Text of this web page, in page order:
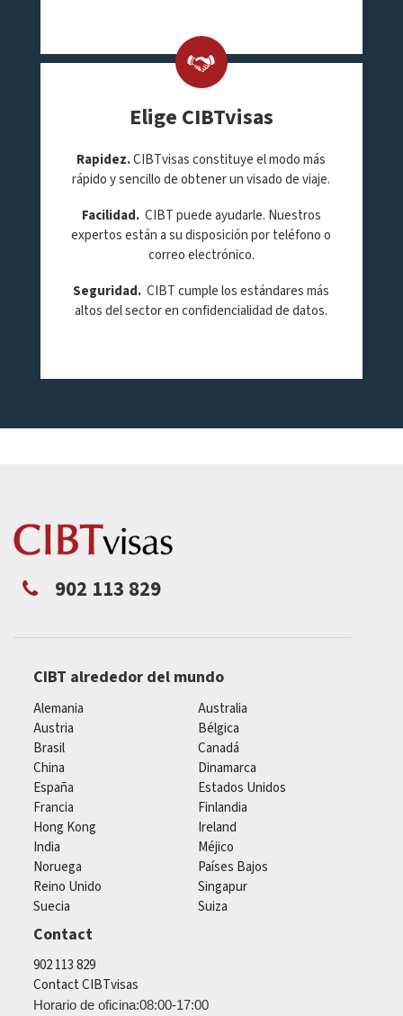
Elige CIBTvisas
Rapidez.CIBTvisas constituye el modo más
rápido y sencillo de obtener un visado de viaje.
Facilidad.CIBT puede ayudarle. Nuestros
expertos están a su disposición por teléfono o
correo electrónico.
Seguridad. CIBT cumple los estándares más
altos del sector en confidencialidad de datos.
902 113 829
CIBT alrededor del mundo
Alemania
Australia
Austria
Bélgica
Brasil
Canadá
China
Dinamarca
España
Estados Unidos
Francia
Finlandia
Hong Kong
Ireland
India
Méjico
Noruega
Países Bajos
Reino Unido
Singapur
Suecia
Suiza
Contact
902 113 829
Contact CIBTvisas
Horario de oficina:08:00-17:00